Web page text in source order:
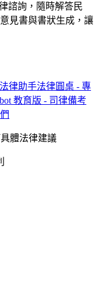
諮詢，隨時解答民
見書與書狀生成，讓
律助手法律圓桌 - 專
教育版 - 司律備考
體法律建議